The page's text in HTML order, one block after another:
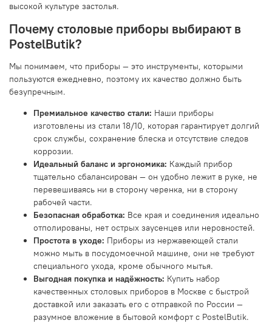
высокой культуре застолья.
Почему столовые приборы выбирают в
PostelButik?
Мы понимаем, что приборы — это инструменты, которыми
пользуются ежедневно, поэтому их качество должно быть
безупречным.
Премиальное качество стали: Наши приборы
изготовлены из стали 18/10, которая гарантирует долгий
срок службы, сохранение блеска и отсутствие следов
коррозии.
Идеальный баланс и эргономика: Каждый прибор
тщательно сбалансирован — он удобно лежит в руке, не
перевешиваясь ни в сторону черенка, ни в сторону
рабочей части.
Безопасная обработка: Все края и соединения идеально
отполированы, нет острых заусенцев или неровностей.
Простота в уходе: Приборы из нержавеющей стали
можно мыть в посудомоечной машине, они не требуют
специального ухода, кроме обычного мытья.
Выгодная покупка и надёжность: Купить набор
качественных столовых приборов в Москве с быстрой
доставкой или заказать его с отправкой по России —
разумное вложение в бытовой комфорт с PostelButik.